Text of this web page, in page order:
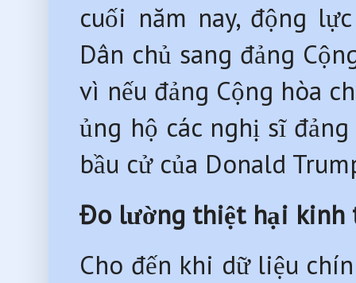
cuối năm nay, động
Dân chủ sang đảng
vì nếu đảng Cộng hòa
ủng hộ các nghị sĩ
bầu cử của Donald
Đo lường thiệt hại kinh
Cho đến khi dữ liệu